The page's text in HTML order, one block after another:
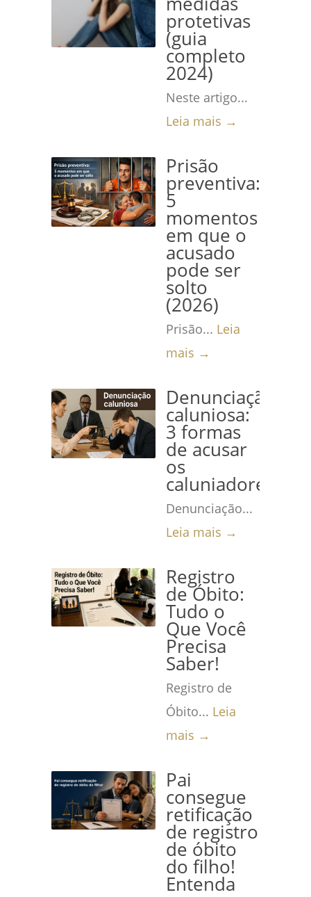
protetivas
(guia
completo
2024)
Neste artigo...
Leia mais →
Prisão
preventiva:
5
momentos
em que o
acusado
pode ser
solto
(2026)
Prisão... Leia
mais →
Denunciação
caluniosa:
3 formas
de acusar
os
caluniadores
Denunciação...
Leia mais →
Registro
de Óbito:
Tudo o
Que Você
Precisa
Saber!
Registro de
Óbito... Leia
mais →
Pai
consegue
retificação
de registro
de óbito
do filho!
Entenda